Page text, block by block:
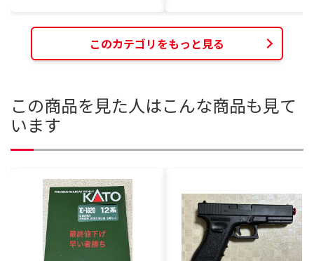
このカテゴリをもっと見る
この商品を見た人はこんな商品も見て
います